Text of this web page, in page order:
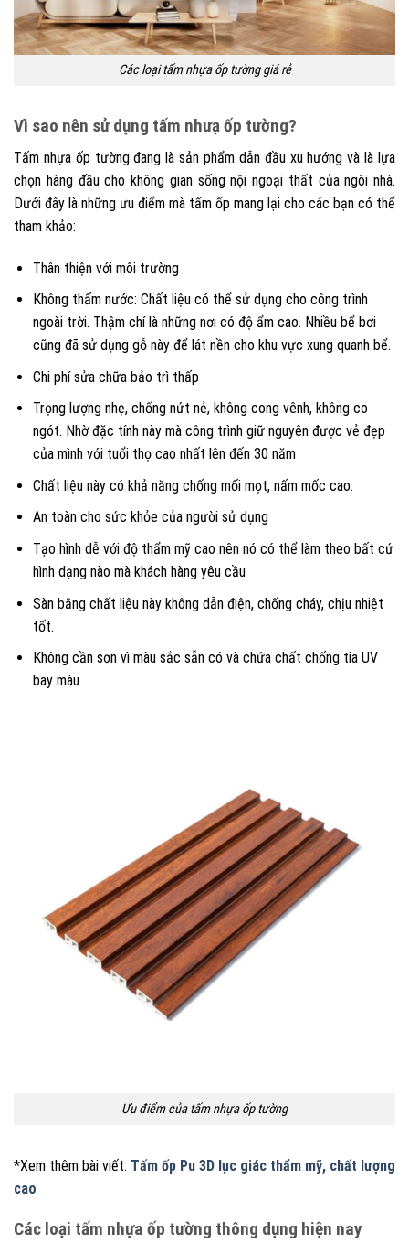
Các loại tấm nhựa ốp tường giá rẻ
Vì sao nên sử dụng tấm nhưạ ốp tường?
Tấm nhựa ốp tường đang là sản phẩm dẫn đầu xu hướng và là lựa
chọn hàng đầu cho không gian sống nội ngoại thất của ngôi nhà.
Dưới đây là những ưu điểm mà tấm ốp mang lại cho các bạn có thể
tham khảo:
Thân thiện với môi trường
Không thấm nước: Chất liệu có thể sử dụng cho công trình
ngoài trời. Thậm chí là những nơi có độ ẩm cao. Nhiều bể bơi
cũng đã sử dụng gỗ này để lát nền cho khu vực xung quanh bể.
Chi phí sửa chữa bảo trì thấp
Trọng lượng nhẹ, chống nứt nẻ, không cong vênh, không co
ngót. Nhờ đặc tính này mà công trình giữ nguyên được vẻ đẹp
của mình với tuổi thọ cao nhất lên đến 30 năm
Chất liệu này có khả năng chống mối mọt, nấm mốc cao.
An toàn cho sức khỏe của người sử dụng
Tạo hình dễ với độ thẩm mỹ cao nên nó có thể làm theo bất cứ
hình dạng nào mà khách hàng yêu cầu
Sàn bằng chất liệu này không dẫn điện, chống cháy, chịu nhiệt
tốt.
Không cần sơn vì màu sắc sẵn có và chứa chất chống tia UV
bay màu
Ưu điểm của tấm nhựa ốp tường
*Xem thêm bài viết: Tấm ốp Pu 3D lục giác thẩm mỹ, chất lượng
cao
Các loại tấm nhựa ốp tường thông dụng hiện nay